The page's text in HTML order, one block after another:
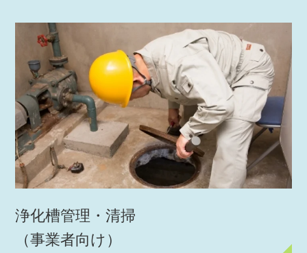
浄化槽管理・清掃
（事業者向け）